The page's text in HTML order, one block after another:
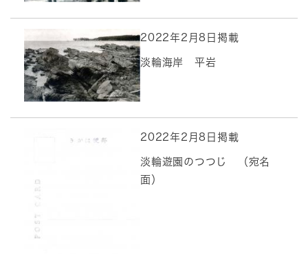
2022年2月8日掲載
淡輪海岸 平岩
2022年2月8日掲載
淡輪遊園のつつじ （宛名
面）